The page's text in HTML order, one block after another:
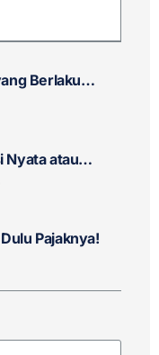
Berlaku
Nyata atau
Pajaknya!